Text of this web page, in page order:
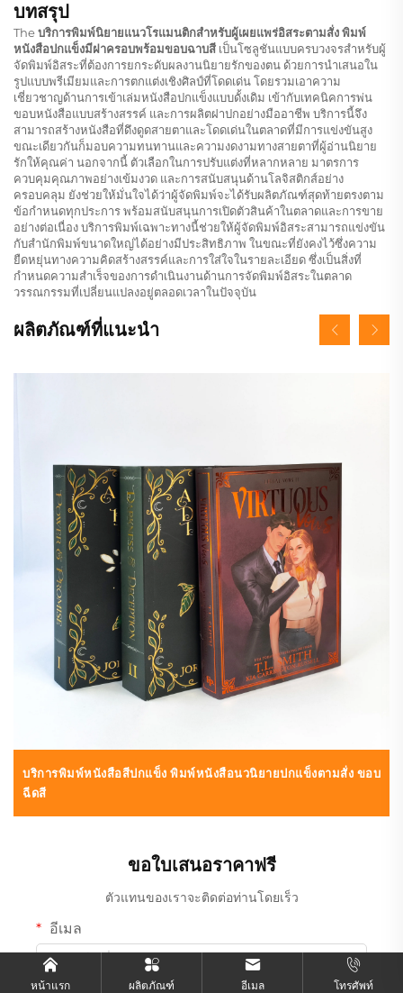
บทสรุป
Theบริการพิมพ์นิยายแนวโรแมนติกสำหรับผู้เผยแพร่อิสระตามสั่ง พิมพ์
หนังสือปกแข็งมีฝาครอบพร้อมขอบฉาบสี เป็นโซลูชันแบบครบวงจรสำหรับผู้
จัดพิมพ์อิสระที่ต้องการยกระดับผลงานนิยายรักของตน ด้วยการนำเสนอใน
รูปแบบพรีเมียมและการตกแต่งเชิงศิลป์ที่โดดเด่น โดยรวมเอาความ
เชี่ยวชาญด้านการเข้าเล่มหนังสือปกแข็งแบบดั้งเดิม เข้ากับเทคนิคการพ่น
ขอบหนังสือแบบสร้างสรรค์ และการผลิตฝาปกอย่างมืออาชีพ บริการนี้จึง
สามารถสร้างหนังสือที่ดึงดูดสายตาและโดดเด่นในตลาดที่มีการแข่งขันสูง
ขณะเดียวกันก็มอบความทนทานและความงดงามทางสายตาที่ผู้อ่านนิยาย
รักให้คุณค่า นอกจากนี้ ตัวเลือกในการปรับแต่งที่หลากหลาย มาตรการ
ควบคุมคุณภาพอย่างเข้มงวด และการสนับสนุนด้านโลจิสติกส์อย่าง
ครอบคลุม ยังช่วยให้มั่นใจได้ว่าผู้จัดพิมพ์จะได้รับผลิตภัณฑ์สุดท้ายตรงตาม
ข้อกำหนดทุกประการ พร้อมสนับสนุนการเปิดตัวสินค้าในตลาดและการขาย
อย่างต่อเนื่อง บริการพิมพ์เฉพาะทางนี้ช่วยให้ผู้จัดพิมพ์อิสระสามารถแข่งขัน
กับสำนักพิมพ์ขนาดใหญ่ได้อย่างมีประสิทธิภาพ ในขณะที่ยังคงไว้ซึ่งความ
ยืดหยุ่นทางความคิดสร้างสรรค์และการใส่ใจในรายละเอียด ซึ่งเป็นสิ่งที่
กำหนดความสำเร็จของการดำเนินงานด้านการจัดพิมพ์อิสระในตลาด
วรรณกรรมที่เปลี่ยนแปลงอยู่ตลอดเวลาในปัจจุบัน
ผลิตภัณฑ์ที่แนะนำ
บริการพิมพ์หนังสือสีปกแข็ง พิมพ์หนังสือนวนิยายปกแข็งตามสั่ง ขอบ
ฉีดสี
ขอใบเสนอราคาฟรี
ตัวแทนของเราจะติดต่อท่านโดยเร็ว
อีเมล
หน้าแรก ผลิตภัณฑ์ อีเมล โทรศัพท์